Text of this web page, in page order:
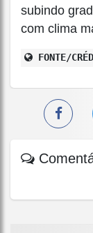
subindo
com clima
FONTE/